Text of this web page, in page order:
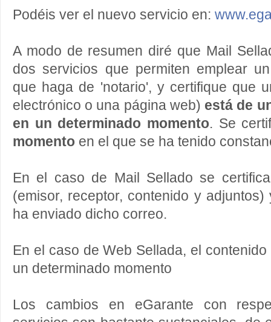
Podéis ver el nuevo servicio en:
A modo de resumen diré que Mail
dos servicios que permiten emplear
que haga de 'notario', y certifique que
electrónico o una página web) está de
en un determinado momento. Se
momento en el que se ha tenido
En el caso de Mail Sellado se
(emisor, receptor, contenido y
ha enviado dicho correo.
En el caso de Web Sellada, el
un determinado momento
Los cambios en eGarante con